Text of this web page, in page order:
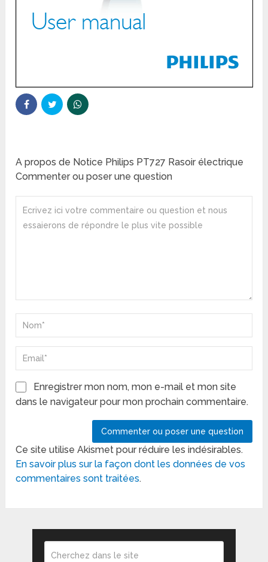
A propos de Notice Philips PT727 Rasoir électrique
Commenter ou poser une question
Enregistrer mon nom, mon e-mail et mon site
dans le navigateur pour mon prochain commentaire.
Ce site utilise Akismet pour réduire les indésirables.
En savoir plus sur la façon dont les données de vos
commentaires sont traitées.